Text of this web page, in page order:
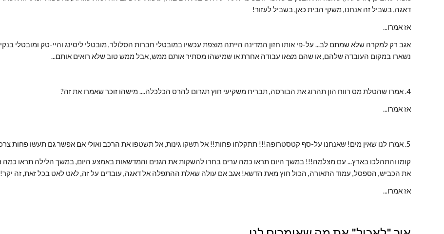
דאגה, בשביל זה אנחנו, משקי הבית כאן, בשביל לעזור!
אז אמרו...
נשארו במקום העובדה שלהם, או שהם מצאו עבודה אחרת או שמישהו מסתיר אותם ממש, אבל ממש טוב שלא רואים אותם...
4. אמרו שהטלת מס רווח הון תהרוג את הבורסה, תבריח משקיעי חוץ תגרום להרס הכלכלה.... מישהו זוכר שאמרו את זה?
אז אמרו...
5. אמרו לנו שאין מים! שאנחנו על-סף קטסטרופה!!! תתקלחו פחות!! אל תשקו גינות, אל תשטפו את הרכב ואולי אם אפשר גם תעשו פחות צרכים...
את הכביש, הספסל, עמוד התאורה, הכול חוץ מאת הדשא! אגב אם עולה שאלת ההתפלה אל דאגה, עובדים על זה, לאט לאט בכל זאת, זה יקר!
אז אמרו...